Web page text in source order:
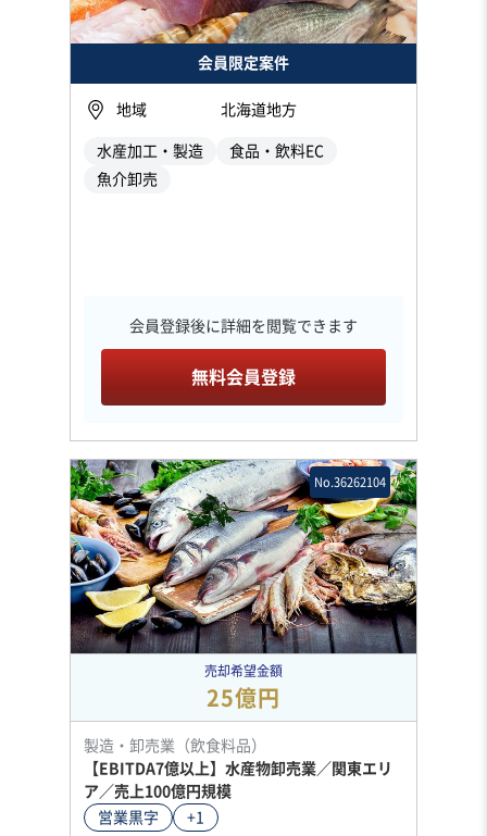
会員限定案件
地域 北海道地方
水産加工・製造
食品・飲料EC
魚介卸売
会員登録後に詳細を閲覧できます
無料会員登録
No.36262104
売却希望金額
25億円
製造・卸売業（飲食料品）
【EBITDA7億以上】水産物卸売業／関東エリ
ア／売上100億円規模
営業黒字
+1